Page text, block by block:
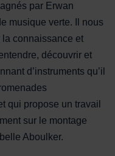
par Erwan
musique verte. Il nous
connaissance et
découvrir et
d’instruments qu’il
qui propose un travail
sur le montage
Aboulker.